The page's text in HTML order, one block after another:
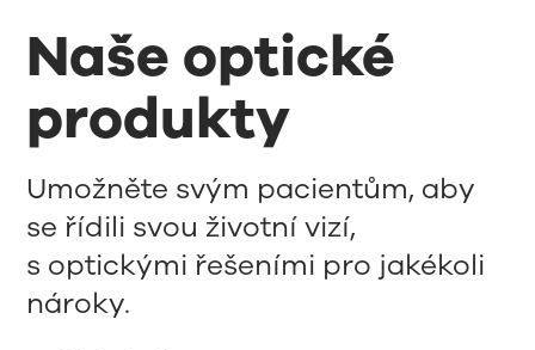
Naše optické
produkty
Umožněte svým pacientům, aby
se řídili svou životní vizí,
s optickými řešeními pro jakékoli
nároky.